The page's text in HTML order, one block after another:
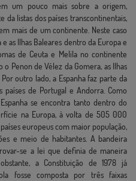
um pouco mais sobre a origem,
da listas dos países transcontinentais,
mais de um continente. Neste caso
as Ilhas Baleares dentro da Europa e
de Ceuta e Melila no continente
Penon de Vélez da Gomera, as Ilhas
outro lado, a Espanha faz parte da
países de Portugal e Andorra. Como
se encontra tanto dentro do
na Europa, à volta de 505 000
europeus com maior população,
e meio de habitantes. A bandeira
se a lei que definia de maneira
a Constituição de 1978 já
fosse composta por três faixas